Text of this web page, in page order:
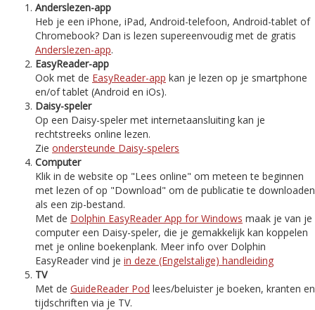
Anderslezen-app
Heb je een iPhone, iPad, Android-telefoon, Android-tablet of
Chromebook? Dan is lezen supereenvoudig met de gratis
Anderslezen-app.
EasyReader-app
Ook met de EasyReader-app kan je lezen op je smartphone
en/of tablet (Android en iOs).
Daisy-speler
Op een Daisy-speler met internetaansluiting kan je
rechtstreeks online lezen.
Zie ondersteunde Daisy-spelers
Computer
Klik in de website op "Lees online" om meteen te beginnen
met lezen of op "Download" om de publicatie te downloaden
als een zip-bestand.
Met de Dolphin EasyReader App for Windows maak je van je
computer een Daisy-speler, die je gemakkelijk kan koppelen
met je online boekenplank. Meer info over Dolphin
EasyReader vind je in deze (Engelstalige) handleiding
TV
Met de GuideReader Pod lees/beluister je boeken, kranten en
tijdschriften via je TV.